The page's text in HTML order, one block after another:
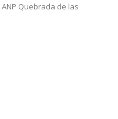
Quebrada de las